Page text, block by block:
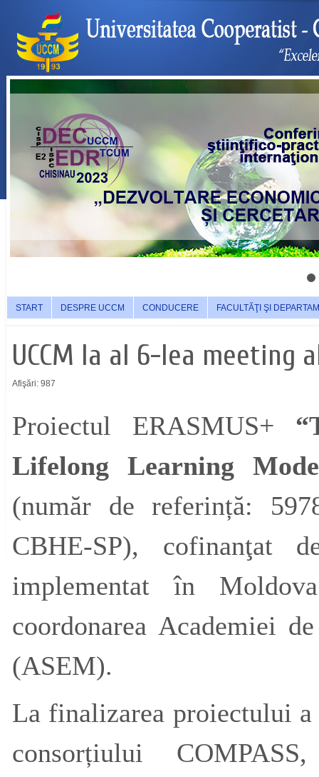
START DESPRE UCCM CONDUCERE FACULTĂŢI ŞI
UCCM la al 6-lea meeting
Afişări: 987
Proiectul ERASMUS+
Lifelong Learning
(număr de referință:
CBHE-SP), cofinanţat
implementat în
coordonarea Academiei
(ASEM).
La finalizarea proiectului
consorțiului